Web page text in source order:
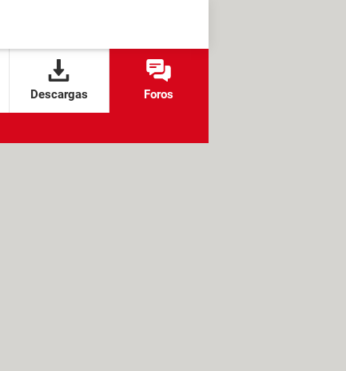
Descargas Foros